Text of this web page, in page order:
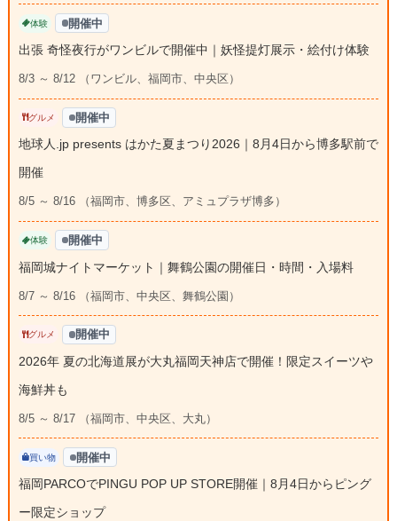
体験 開催中
出張 奇怪夜行がワンビルで開催中｜妖怪提灯展示・絵付け体験
8/3 ～ 8/12 （ワンビル、福岡市、中央区）
グルメ 開催中
地球人.jp presents はかた夏まつり2026｜8月4日から博多駅前で
開催
8/5 ～ 8/16 （福岡市、博多区、アミュプラザ博多）
体験 開催中
福岡城ナイトマーケット｜舞鶴公園の開催日・時間・入場料
8/7 ～ 8/16 （福岡市、中央区、舞鶴公園）
グルメ 開催中
2026年 夏の北海道展が大丸福岡天神店で開催！限定スイーツや
海鮮丼も
8/5 ～ 8/17 （福岡市、中央区、大丸）
買い物 開催中
福岡PARCOでPINGU POP UP STORE開催｜8月4日からピング
ー限定ショップ